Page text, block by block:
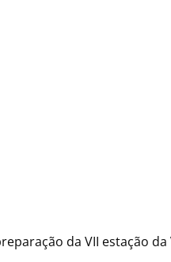
da VII estação da